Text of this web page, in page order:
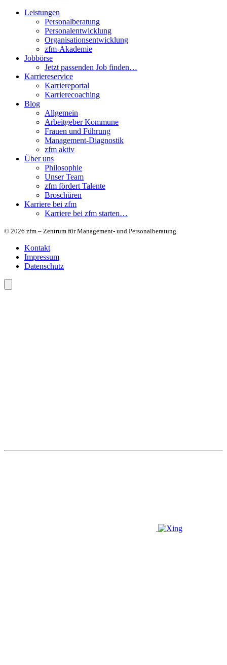
Leistungen
Personalberatung
Personalentwicklung
Organisationsentwicklung
zfm-Akademie
Jobbörse
Jetzt passenden Job finden…
Karriereservice
Karriereportal
Karrierecoaching
Blog
Allgemein
Arbeitgeber Kommune
Frauen und Führung
Management-Diagnostik
zfm aktiv
Über uns
Philosophie
Unser Team
zfm fördert Talente
Broschüren
Karriere bei zfm
Karriere bei zfm starten…
© 2026 zfm – Zentrum für Management- und Personalberatung
Kontakt
Impressum
Datenschutz